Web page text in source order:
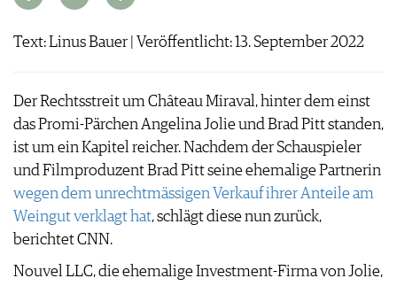
VORTEILSWELT
NEWSLETTER
WINE TRADE CLUB
REDAKTION
JOBS
WERBUNG
PRESSE
IMPRESSUM
Text: Linus Bauer | Veröffentlicht: 13. September 2022
Der Rechtsstreit um Château Miraval, hinter dem einst
das Promi-Pärchen Angelina Jolie und Brad Pitt standen,
ist um ein Kapitel reicher. Nachdem der Schauspieler
und Filmproduzent Brad Pitt seine ehemalige Partnerin
wegen dem unrechtmässigen Verkauf ihrer Anteile am
Weingut verklagt hat, schlägt diese nun zurück,
berichtet CNN.
Nouvel LLC, die ehemalige Investment-Firma von Jolie,